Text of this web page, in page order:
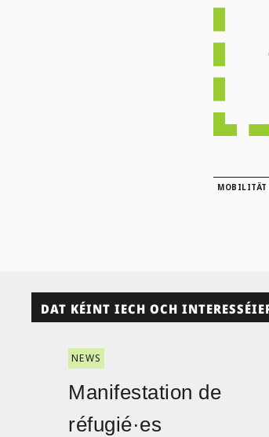
MOBILITÄT
DAT KÉINT IECH OCH
NEWS
Manifestation de
réfugié·es